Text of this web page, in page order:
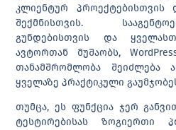
კლიენტურ პროექტებისთვის
შექმნისთვის.
გუნდებისთვის და
ავტორთან მუშაობს,
თანამშრომლობა
ყველაზე პრაქტიკული
თუმცა, ეს ფუნქცია ჯერ
ტესტირებისას